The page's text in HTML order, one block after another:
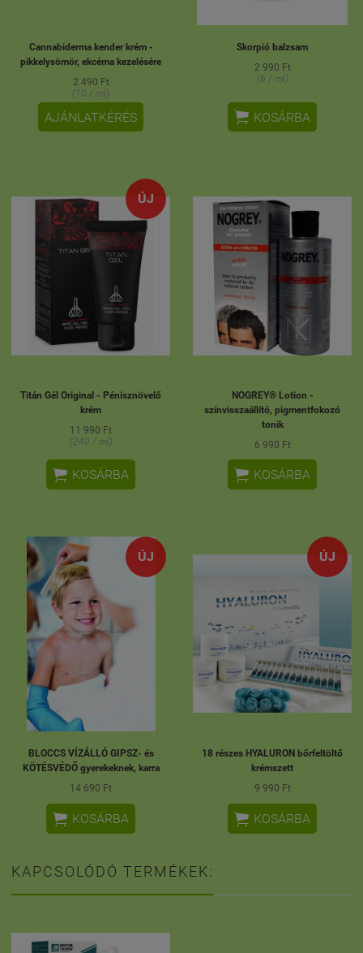
Cannabiderma kender krém -
pikkelysömör, ekcéma kezelésére
2 490 Ft
(10 / ml)
AJÁNLATKÉRÉS
Skorpió balzsam
2 990 Ft
(6 / ml)
 KOSÁRBA
ÚJ
Titán Gél Original - Pénisznövelő
krém
11 990 Ft
(240 / ml)
 KOSÁRBA
NOGREY® Lotion -
színvisszaállító, pigmentfokozó
tonik
6 990 Ft
 KOSÁRBA
ÚJ
BLOCCS VÍZÁLLÓ GIPSZ- és
KÖTÉSVÉDŐ gyerekeknek, karra
14 690 Ft
 KOSÁRBA
ÚJ
18 részes HYALURON bőrfeltöltő
krémszett
9 990 Ft
 KOSÁRBA
KAPCSOLÓDÓ TERMÉKEK: